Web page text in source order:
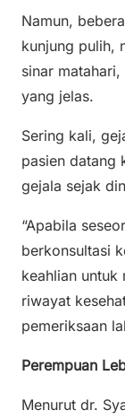
Namun,
kunjung pulih,
sinar
yang jelas.
Sering kali,
pasien datang
gejala sejak
“Apabila
berkonsultasi
keahlian untuk
riwayat
pemeriksaan
Perempuan
Menurut dr.